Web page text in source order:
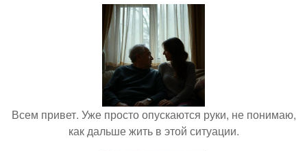
Всем привет. Уже просто опускаются руки, не понимаю,
как дальше жить в этой ситуации.